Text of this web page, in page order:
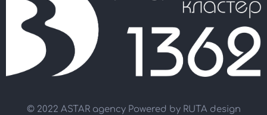
© 2022 ASTAR agency Powered by RUTA design